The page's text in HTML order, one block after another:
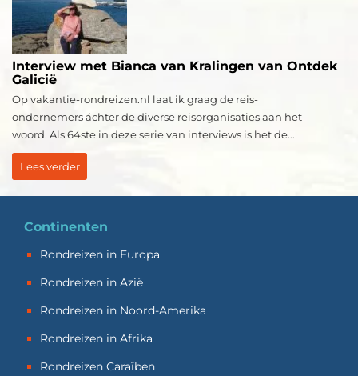
Interview met Bianca van Kralingen van Ontdek
Galicië
Op vakantie-rondreizen.nl laat ik graag de reis-
ondernemers áchter de diverse reisorganisaties aan het
woord. Als 64ste in deze serie van interviews is het de...
Lees verder
Continenten
Rondreizen in Europa
Rondreizen in Azië
Rondreizen in Noord-Amerika
Rondreizen in Afrika
Rondreizen Caraïben